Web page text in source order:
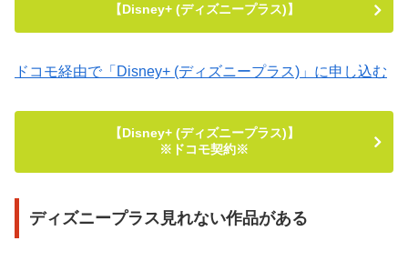
【Disney+ (ディズニープラス)】
ドコモ経由で「Disney+ (ディズニープラス)」に申し込む
【Disney+ (ディズニープラス)】
※ドコモ契約※
ディズニープラス見れない作品がある